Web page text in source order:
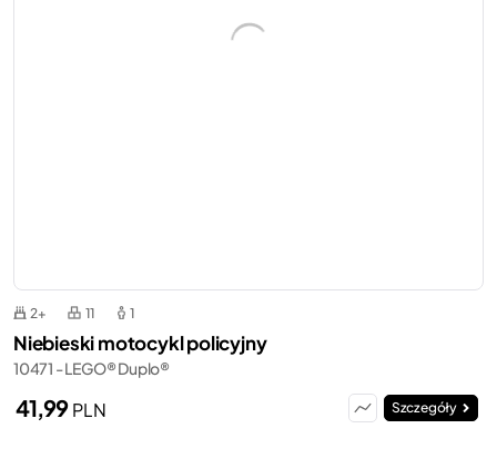
2+ 11 1
Niebieski motocykl policyjny
10471 - LEGO® Duplo®
41,99PLN Szczegóły